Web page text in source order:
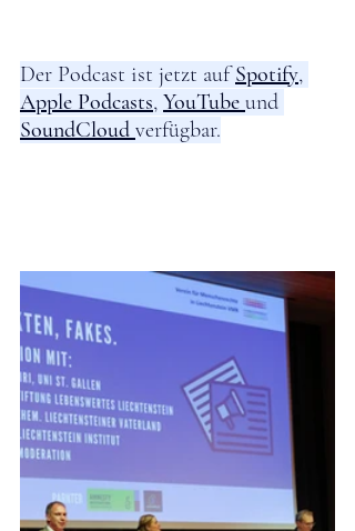
Der Podcast ist jetzt auf Spotify,
Apple Podcasts, YouTube und
SoundCloud verfügbar.